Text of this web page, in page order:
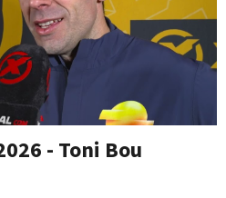
- Toni Bou